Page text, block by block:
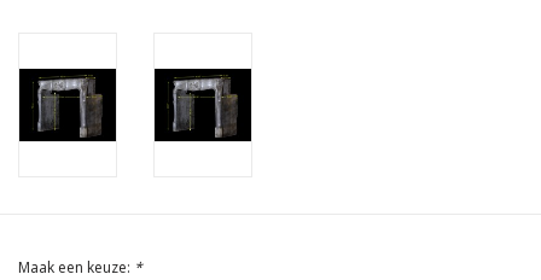
Maak een keuze: *